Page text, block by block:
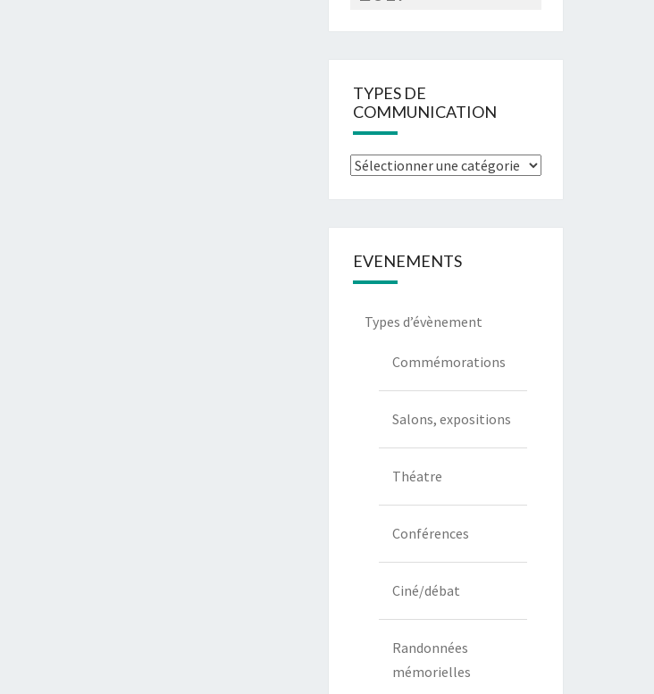
TYPES DE
COMMUNICATION
Types
EVENEMENTS
Types d’évènement
Commémorations
Salons, expositions
Théatre
Conférences
Ciné/débat
Randonnées
mémorielles